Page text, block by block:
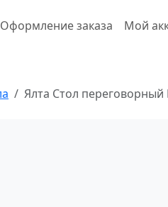
Оформление заказа Мой
Ялта Стол переговорный